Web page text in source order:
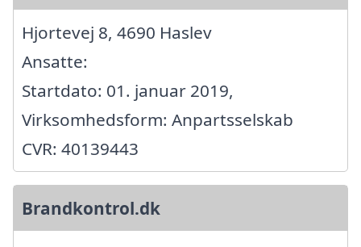
Hjortevej 8, 4690 Haslev
Ansatte:
Startdato: 01. januar 2019,
Virksomhedsform: Anpartsselskab
CVR: 40139443
Brandkontrol.dk